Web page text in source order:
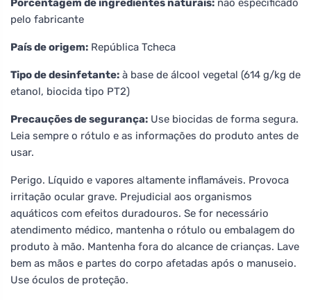
pelo fabricante
País de origem: República Tcheca
Tipo de desinfetante: à base de álcool vegetal (614 g/kg de
etanol, biocida tipo PT2)
Precauções de segurança: Use biocidas de forma segura.
Leia sempre o rótulo e as informações do produto antes de
usar.
Perigo. Líquido e vapores altamente inflamáveis. Provoca
irritação ocular grave. Prejudicial aos organismos
aquáticos com efeitos duradouros. Se for necessário
atendimento médico, mantenha o rótulo ou embalagem do
produto à mão. Mantenha fora do alcance de crianças. Lave
bem as mãos e partes do corpo afetadas após o manuseio.
Use óculos de proteção.